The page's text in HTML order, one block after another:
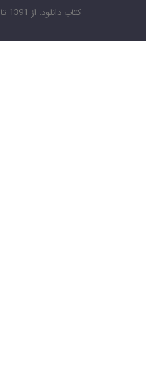
کتاب دانلود: از 1391 تا کنون - تمامی حقوق محفوظ است